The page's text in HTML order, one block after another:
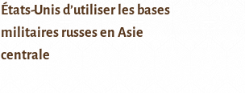
États-Unis d’utiliser les bases
militaires russes en Asie
centrale